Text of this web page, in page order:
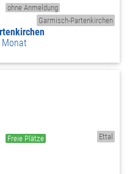
ohne Anmeldung
Garmisch-Partenkirchen
Freie Plätze Ettal